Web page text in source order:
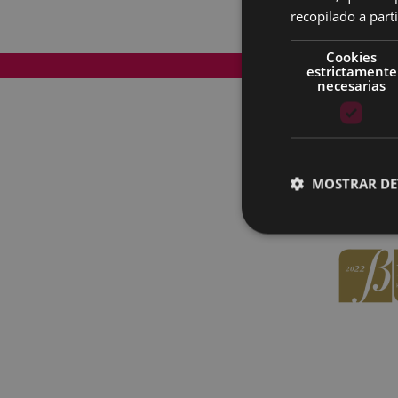
Mapa del Sitio
recopilado a
Cookies
estrictamente
necesarias
MOSTRAR